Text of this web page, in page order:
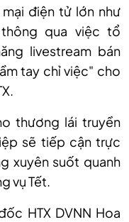
điện tử lớn như
ông qua việc tổ
livestream bán
tay chỉ việc" cho
thương lái truyền
sẽ tiếp cận trực
xuyên suốt quanh
vụ Tết.
ốc HTX DVNN Hoa